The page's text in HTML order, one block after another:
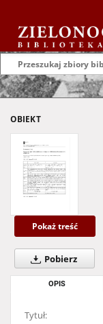
OBIEKT
Pokaż treść
Pobierz
OPIS
Tytuł: